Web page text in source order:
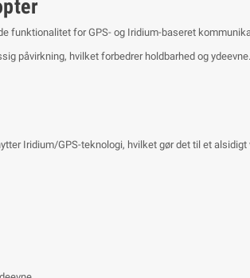
funktionalitet for GPS- og Iridium-baseret
påvirkning, hvilket forbedrer holdbarhed og ydeevne.
Iridium/GPS-teknologi, hvilket gør det til et